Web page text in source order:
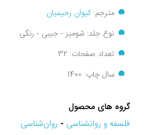
مترجم:کیوان رحیمیان
نوع جلد: شومیز - جیبی - رنگی
تعداد صفحات: 32
سال چاپ: 1400
گروه های محصول
فلسفه و روانشناسی - روان‌شناسی